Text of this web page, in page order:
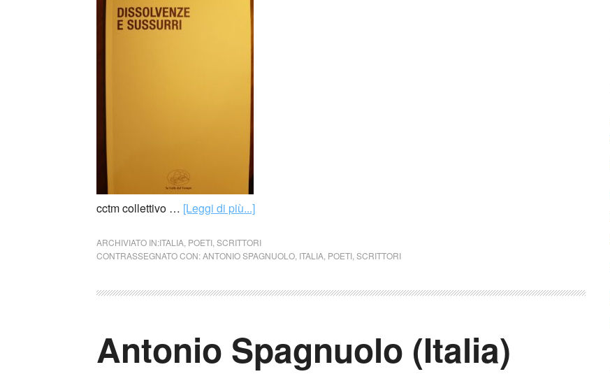
cctm collettivo … [Leggi di più...]
ARCHIVIATO IN:ITALIA POETI SCRITTORI
CONTRASSEGNATO CON:ANTONIO SPAGNUOLO ITALIA POETI SCRITTORI
Antonio Spagnuolo (Italia)